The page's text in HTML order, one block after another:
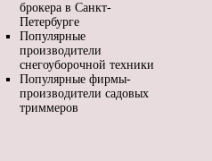
брокера в Санкт-
Петербурге
Популярные
производители
снегоуборочной техники
Популярные фирмы-
производители садовых
триммеров